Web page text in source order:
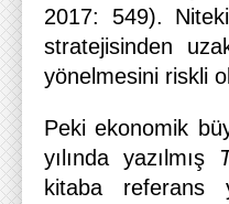
2017: 549).
stratejisinden
yönelmesini riskli
Peki ekonomik
yılında yazılmış
kitaba referans